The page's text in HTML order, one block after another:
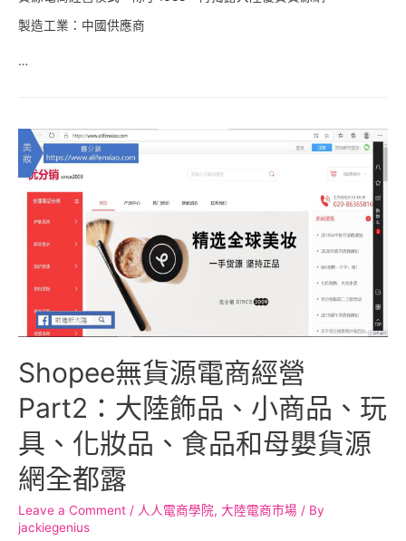
製造工業：中國供應商
…
Shopee無貨源電商經營
Part2：大陸飾品、小商品、玩
具、化妝品、食品和母嬰貨源
網全都露
Leave a Comment / 人人電商學院, 大陸電商市場 / By
jackiegenius